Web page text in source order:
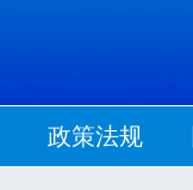
政策法规